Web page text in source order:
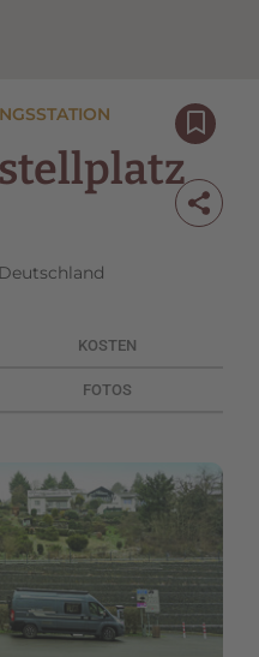
KOSTEN
FOTOS